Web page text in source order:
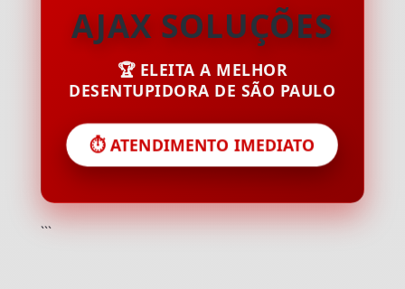
AJAX SOLUÇÕES
🏆 ELEITA A MELHOR
DESENTUPIDORA DE SÃO PAULO
⏱️ ATENDIMENTO IMEDIATO
```